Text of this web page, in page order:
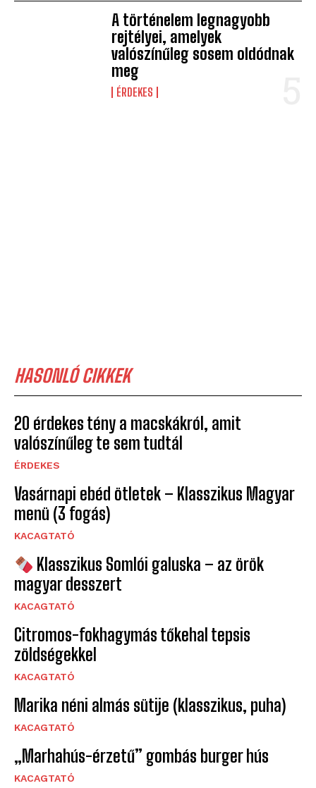
A történelem legnagyobb
rejtélyei, amelyek
valószínűleg sosem oldódnak
meg
ÉRDEKES
HASONLÓ CIKKEK
20 érdekes tény a macskákról, amit
valószínűleg te sem tudtál
ÉRDEKES
Vasárnapi ebéd ötletek – Klasszikus Magyar
menü (3 fogás)
KACAGTATÓ
Klasszikus Somlói galuska – az örök
magyar desszert
KACAGTATÓ
Citromos-fokhagymás tőkehal tepsis
zöldségekkel
KACAGTATÓ
Marika néni almás sütije (klasszikus, puha)
KACAGTATÓ
„Marhahús-érzetű” gombás burger hús
KACAGTATÓ